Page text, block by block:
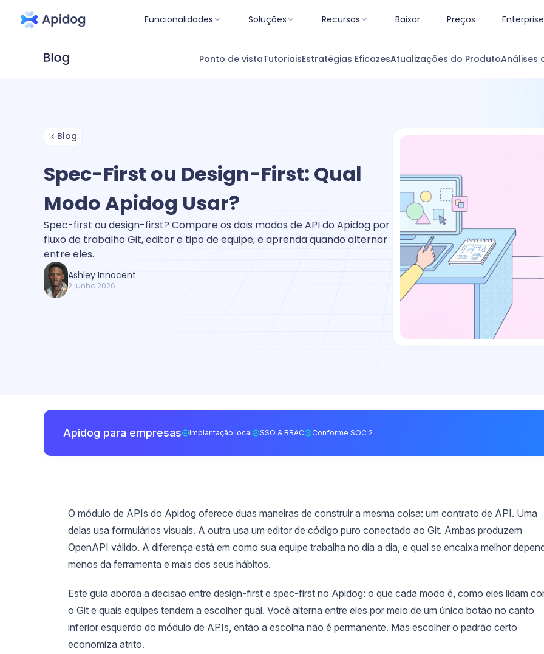
Funcionalidades Soluções Recursos Baixar Preços Enterprise
Ponto de vistaTutoriaisEstratégias EficazesAtualizações do ProdutoAnálises
Blog
Spec-First ou Design-First: Qual
Modo Apidog Usar?
Spec-first ou design-first? Compare os dois modos de API do Apidog por
fluxo de trabalho Git, editor e tipo de equipe, e aprenda quando alternar
entre eles.
Ashley Innocent
2 junho 2026
Apidog para empresas Implantação local SSO & RBAC Conforme SOC 2
O módulo de APIs do Apidog oferece duas maneiras de construir a mesma coisa: um contrato de API. Uma
delas usa formulários visuais. A outra usa um editor de código puro conectado ao Git. Ambas produzem
OpenAPI válido. A diferença está em como sua equipe trabalha no dia a dia, e qual se encaixa melhor
menos da ferramenta e mais dos seus hábitos.
Este guia aborda a decisão entre design-first e spec-first no Apidog: o que cada modo é, como eles lidam
o Git e quais equipes tendem a escolher qual. Você alterna entre eles por meio de um único botão no canto
inferior esquerdo do módulo de APIs, então a escolha não é permanente. Mas escolher o padrão certo
economiza atrito.